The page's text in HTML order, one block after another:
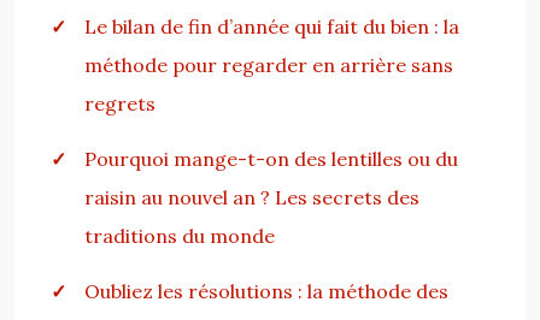
Le bilan de fin d’année qui fait du bien : la
méthode pour regarder en arrière sans
regrets
Pourquoi mange-t-on des lentilles ou du
raisin au nouvel an ? Les secrets des
traditions du monde
Oubliez les résolutions : la méthode des